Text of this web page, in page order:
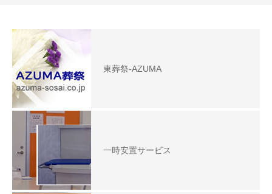
東葬祭-AZUMA
一時安置サービス